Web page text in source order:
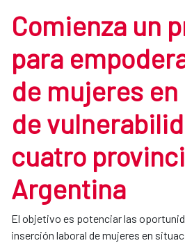
Comienza un
para
de mujeres
de
cuatro
Argentina
El objetivo es potenciar las
inserción laboral de mujeres en